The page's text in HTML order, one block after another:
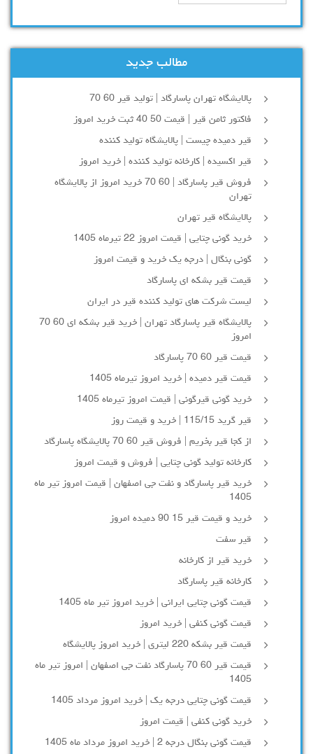
مطالب جدید
پالایشگاه تهران پاسارگاد | تولید قیر 60 70
فاکتور ثامن قیر | قیمت 50 40 ثبت خرید امروز
قیر دمیده چیست | پالایشگاه تولید کننده
قیر اکسیده | کارخانه تولید کننده | خرید امروز
فروش قیر پاسارگاد | 60 70 خرید امروز از پالایشگاه
تهران
پالایشگاه قیر تهران
خرید گونی چتایی | قیمت امروز 22 تیرماه 1405
گونی بنگال | درجه یک خرید و قیمت امروز
قیمت قیر بشکه ای پاسارگاد
لیست شرکت های تولید کننده قیر در ایران
پالایشگاه قیر پاسارگاد تهران | خرید قیر بشکه ای 60 70
امروز
قیمت قیر 60 70 پاسارگاد
قیمت قیر دمیده | خرید امروز تیرماه 1405
خرید گونی قیرگونی | قیمت امروز تیرماه 1405
قیر گرید 115/15 | خرید و قیمت روز
از کجا قیر بخریم | فروش قیر 60 70 پالایشگاه پاسارگاد
کارخانه تولید گونی چتایی | فروش و قیمت امروز
خرید قیر پاسارگاد و نفت جی اصفهان | قیمت امروز تیر ماه
1405
خرید و قیمت قیر 15 90 دمیده امروز
قیر سفت
خرید قیر از کارخانه
کارخانه قیر پاسارگاد
قیمت گونی چتایی ایرانی | خرید امروز تیر ماه 1405
قیمت گونی کنفی | خرید امروز
قیمت قیر بشکه 220 لیتری | خرید امروز پالایشگاه
قیمت قیر 60 70 پاسارگاد نفت جی اصفهان | امروز تیر ماه
1405
قیمت گونی چتایی درجه یک | خرید امروز مرداد 1405
خرید گونی کنفی | قیمت امروز
قیمت گونی بنگال درجه 2 | خرید امروز مرداد ماه 1405